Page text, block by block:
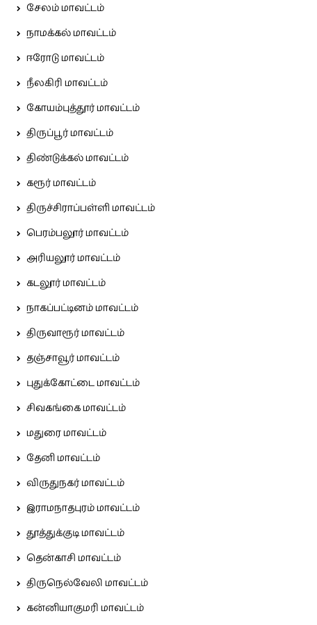
சேலம் மாவட்டம்
நாமக்கல் மாவட்டம்
ஈரோடு மாவட்டம்
நீலகிரி மாவட்டம்
கோயம்புத்தூர் மாவட்டம்
திருப்பூர் மாவட்டம்
திண்டுக்கல் மாவட்டம்
கரூர் மாவட்டம்
திருச்சிராப்பள்ளி மாவட்டம்
பெரம்பலூர் மாவட்டம்
அரியலூர் மாவட்டம்
கடலூர் மாவட்டம்
நாகப்பட்டினம் மாவட்டம்
திருவாரூர் மாவட்டம்
தஞ்சாவூர் மாவட்டம்
புதுக்கோட்டை மாவட்டம்
சிவகங்கை மாவட்டம்
மதுரை மாவட்டம்
தேனி மாவட்டம்
விருதுநகர் மாவட்டம்
இராமநாதபுரம் மாவட்டம்
தூத்துக்குடி மாவட்டம்
தென்காசி மாவட்டம்
திருநெல்வேலி மாவட்டம்
கன்னியாகுமரி மாவட்டம்